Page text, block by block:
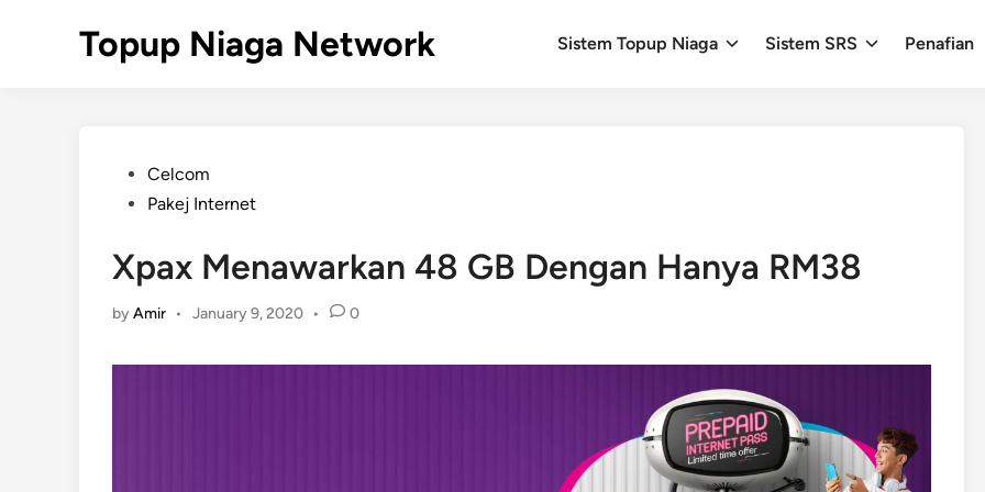
Topup Niaga Network Sistem Topup Niaga Sistem SRS Penafian
PostedCelcom
Pakej Internet
Xpax Menawarkan 48 GB Dengan Hanya RM38
byAmir • January 9, 2020 • 0